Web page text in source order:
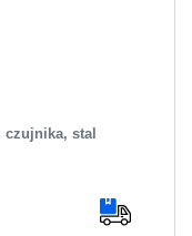
czujnika, stal